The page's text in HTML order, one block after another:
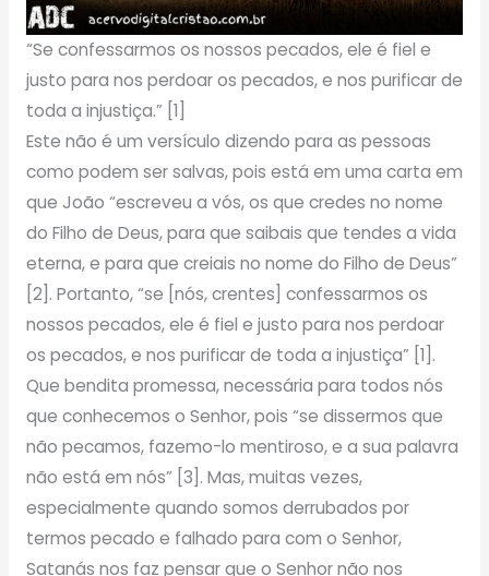
“Se confessarmos os nossos pecados, ele é fiel e
justo para nos perdoar os pecados, e nos purificar de
toda a injustiça.” [1]
Este não é um versículo dizendo para as pessoas
como podem ser salvas, pois está em uma carta em
que João “escreveu a vós, os que credes no nome
do Filho de Deus, para que saibais que tendes a vida
eterna, e para que creiais no nome do Filho de Deus”
[2]. Portanto, “se [nós, crentes] confessarmos os
nossos pecados, ele é fiel e justo para nos perdoar
os pecados, e nos purificar de toda a injustiça” [1].
Que bendita promessa, necessária para todos nós
que conhecemos o Senhor, pois “se dissermos que
não pecamos, fazemo-lo mentiroso, e a sua palavra
não está em nós” [3]. Mas, muitas vezes,
especialmente quando somos derrubados por
termos pecado e falhado para com o Senhor,
Satanás nos faz pensar que o Senhor não nos